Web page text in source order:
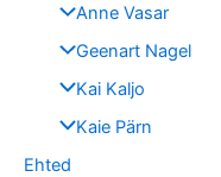
Anne Vasar
Geenart Nagel
Kai Kaljo
Kaie Pärn
Ehted